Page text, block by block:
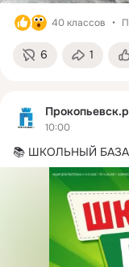
40 классов
6 1
10:00
📚 ШКОЛЬНЫЙ